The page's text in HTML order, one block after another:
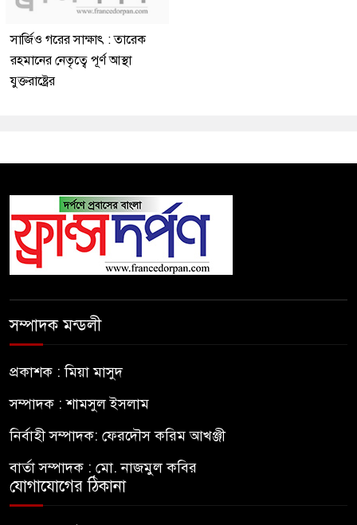
সার্জিও গরের সাক্ষাৎ : তারেক
রহমানের নেতৃত্বে পূর্ণ আস্থা
যুক্তরাষ্ট্রের
সম্পাদক মন্ডলী
প্রকাশক : মিয়া মাসুদ
সম্পাদক : শামসুল ইসলাম
নির্বাহী সম্পাদক: ফেরদৌস করিম আখঞ্জী
বার্তা সম্পাদক : মো. নাজমুল কবির
যোগাযোগের ঠিকানা